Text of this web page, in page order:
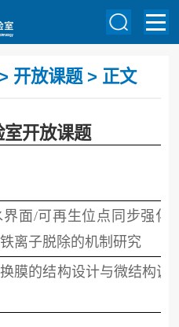
开放课题> 正文
开放课题
面/可再生位点同步强化
离子脱除的机制研究
膜的结构设计与微结构调